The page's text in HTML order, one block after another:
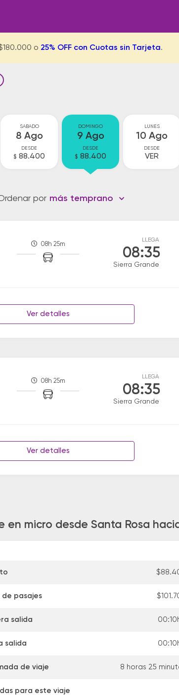
o 25% OFF con Cuotas sin Tarjeta.
SABADO
8 Ago
DESDE
$ 88.400
DOMINGO
9 Ago
DESDE
$ 88.400
LUNES
10 Ago
DESDE
VER
por más temprano
08h 25m
LLEGA
08:35
Sierra Grande
Ver detalles
08h 25m
LLEGA
08:35
Sierra Grande
Ver detalles
en micro desde Santa Rosa
de pasajes
salida
salida
de viaje 8 horas 25
para este viaje